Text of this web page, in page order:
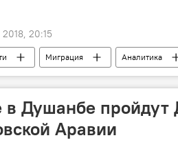
20:15
Миграция Аналитика
в Душанбе пройдут
Аравии